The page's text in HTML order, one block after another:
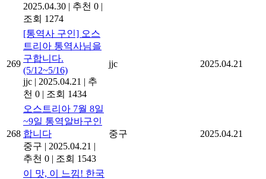
2025.04.30 | 추천 0 |
조회 1274
269
[통역사 구인] 오스
트리아 통역사님을
구합니다.
(5/12~5/16)
jjc | 2025.04.21 | 추
천 0 | 조회 1434
jjc 2025.04.21
268
오스트리아 7월 8일
~9일 통역알바구인
합니다
중구 | 2025.04.21 |
추천 0 | 조회 1543
중구 2025.04.21
이 맛, 이 느낌! 한국